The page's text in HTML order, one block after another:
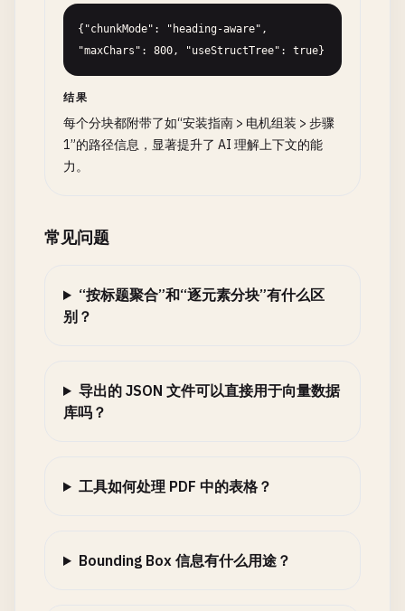
{"chunkMode": "heading-aware",
"maxChars": 800, "useStructTree": true}
结果
每个分块都附带了如“安装指南 > 电机组装 > 步骤
1”的路径信息，显著提升了 AI 理解上下文的能
力。
常见问题
“按标题聚合”和“逐元素分块”有什么区
别？
导出的 JSON 文件可以直接用于向量数据
库吗？
工具如何处理 PDF 中的表格？
Bounding Box 信息有什么用途？